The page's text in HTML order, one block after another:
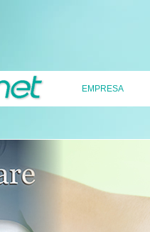
EMPRESA